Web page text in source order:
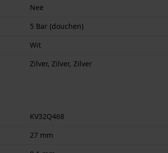
Nee
5 Bar (douchen)
Wit
Zilver, Zilver, Zilver
KV32Q468
27 mm